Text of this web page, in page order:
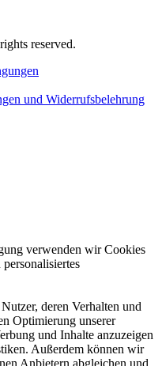
reserved.
und Widerrufsbelehrung
verwenden wir Cookies
deren Verhalten und
Optimierung unserer
und Inhalte anzuzeigen
Außerdem können wir
Anbietern abgleichen und